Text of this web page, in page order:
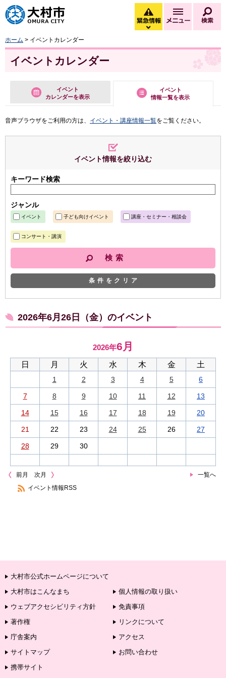
大村市
緊急情報
緊急情報を開く
メニュー
ホーム > イベントカレンダー
イベントカレンダー
イベント
カレンダーを表示
イベント
情報一覧を表示
音声ブラウザをご利用の方は、 イベント・講座情報一覧をご覧ください。
イベント情報を絞り込む
キーワード検索
ジャンル
イベント 子ども向けイベント 講座・セミナー・相談会
コンサート・講演
条件をクリア
2026年6月26日（金）のイベント
2026年6月
日 月 火 水 木 金 土
1 2 3 4 5 6
7 8 9 10 11 12 13
14 15 16 17 18 19 20
21 22 23 24 25 26 27
28 29 30
前月 一覧へ
次月
イベント情報RSS
大村市公式ホームページについて
大村市はこんなまち
個人情報の取り扱い
ウェブアクセシビリティ方針
免責事項
著作権
リンクについて
庁舎案内
アクセス
サイトマップ
お問い合わせ
携帯サイト